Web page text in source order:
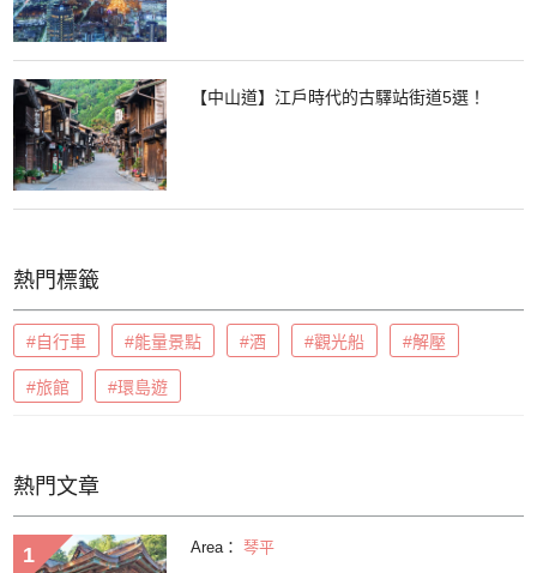
【中山道】江戶時代的古驛站街道5選！
熱門標籤
#自行車 #能量景點 #酒 #觀光船 #解壓
#旅館 #環島遊
熱門文章
Area： 琴平